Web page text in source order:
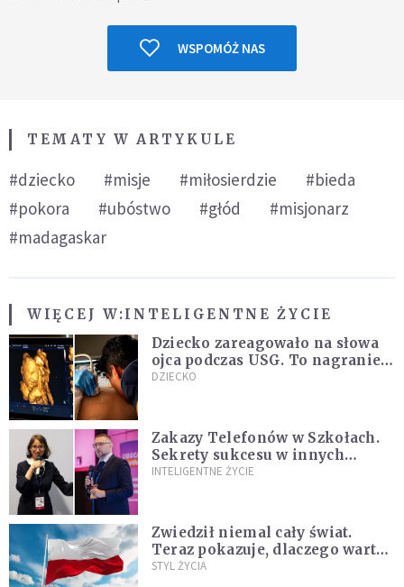
WSPOMÓŻ NAS
TEMATY W ARTYKULE
#dziecko #misje #miłosierdzie
#bieda
#pokora
#ubóstwo #głód
#misjonarz
#madagaskar
WIĘCEJ W:INTELIGENTNE ŻYCIE
Dziecko zareagowało na słowa
ojca podczas USG. To nagranie
podbija sieć
DZIECKO
Zakazy Telefonów w Szkołach.
Sekrety sukcesu w innych
krajach, które nauczyciele i
INTELIGENTNE ŻYCIE
Zwiedził niemal cały świat.
Teraz pokazuje, dlaczego warto
zakochać się w Polsce
STYL ŻYCIA